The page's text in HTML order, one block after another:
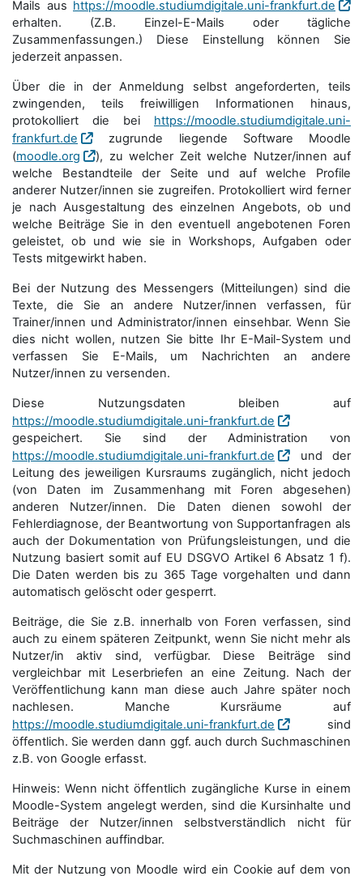
Mails aus https://moodle.studiumdigitale.uni-frankfurt.de
erhalten. (Z.B. Einzel-E-Mails oder tägliche
Zusammenfassungen.) Diese Einstellung können Sie
jederzeit anpassen.
Über die in der Anmeldung selbst angeforderten, teils
zwingenden, teils freiwilligen Informationen hinaus,
protokolliert die bei https://moodle.studiumdigitale.uni-
frankfurt.de
zugrunde liegende Software Moodle
(moodle.org
), zu welcher Zeit welche Nutzer/innen auf
welche Bestandteile der Seite und auf welche Profile
anderer Nutzer/innen sie zugreifen. Protokolliert wird ferner
je nach Ausgestaltung des einzelnen Angebots, ob und
welche Beiträge Sie in den eventuell angebotenen Foren
geleistet, ob und wie sie in Workshops, Aufgaben oder
Tests mitgewirkt haben.
Bei der Nutzung des Messengers (Mitteilungen) sind die
Texte, die Sie an andere Nutzer/innen verfassen, für
Trainer/innen und Administrator/innen einsehbar. Wenn Sie
dies nicht wollen, nutzen Sie bitte Ihr E-Mail-System und
verfassen Sie E-Mails, um Nachrichten an andere
Nutzer/innen zu versenden.
Diese Nutzungsdaten bleiben auf
https://moodle.studiumdigitale.uni-frankfurt.de
gespeichert. Sie sind der Administration von
https://moodle.studiumdigitale.uni-frankfurt.de
und der
Leitung des jeweiligen Kursraums zugänglich, nicht jedoch
(von Daten im Zusammenhang mit Foren abgesehen)
anderen Nutzer/innen. Die Daten dienen sowohl der
Fehlerdiagnose, der Beantwortung von Supportanfragen als
auch der Dokumentation von Prüfungsleistungen, und die
Nutzung basiert somit auf EU DSGVO Artikel 6 Absatz 1 f).
Die Daten werden bis zu 365 Tage vorgehalten und dann
automatisch gelöscht oder gesperrt.
Beiträge, die Sie z.B. innerhalb von Foren verfassen, sind
auch zu einem späteren Zeitpunkt, wenn Sie nicht mehr als
Nutzer/in aktiv sind, verfügbar. Diese Beiträge sind
vergleichbar mit Leserbriefen an eine Zeitung. Nach der
Veröffentlichung kann man diese auch Jahre später noch
nachlesen. Manche Kursräume auf
https://moodle.studiumdigitale.uni-frankfurt.de
sind
öffentlich. Sie werden dann ggf. auch durch Suchmaschinen
z.B. von Google erfasst.
Hinweis: Wenn nicht öffentlich zugängliche Kurse in einem
Moodle-System angelegt werden, sind die Kursinhalte und
Beiträge der Nutzer/innen selbstverständlich nicht für
Suchmaschi­nen auffindbar.
Mit der Nutzung von Moodle wird ein Cookie auf dem von